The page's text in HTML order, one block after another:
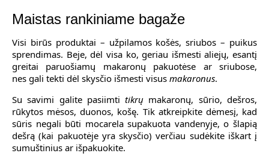
Maistas rankiniame bagaže
Visi birūs produktai – užpilamos košės, sriubos – puikus
sprendimas. Beje, dėl visa ko, geriau išmesti aliejų, esantį
greitai paruošiamų makaronų pakuotėse ar sriubose,
nes gali tekti dėl skysčio išmesti visus makaronus.
Su savimi galite pasiimtitikrų makaronų, sūrio, dešros,
rūkytos mėsos, duonos, košę. Tik atkreipkite dėmesį, kad
sūris negali būti mocarela supakuota vandenyje, o šlapią
dešrą (kai pakuotėje yra skysčio) verčiau sudėkite iškart į
sumuštinius ar išpakuokite.